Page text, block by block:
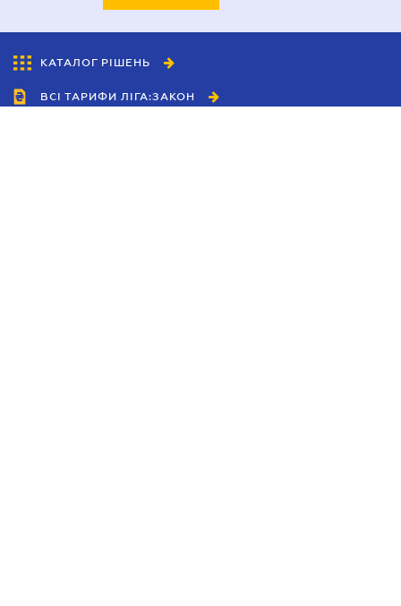
КАТАЛОГ РІШЕНЬ
ВСІ ТАРИФИ ЛІГА:ЗАКОН